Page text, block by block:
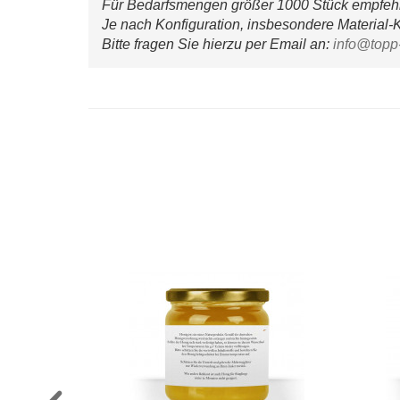
Für Bedarfsmengen größer 1000 Stück
Je nach Konfiguration, insbesondere
Bitte fragen Sie hierzu per Email an: